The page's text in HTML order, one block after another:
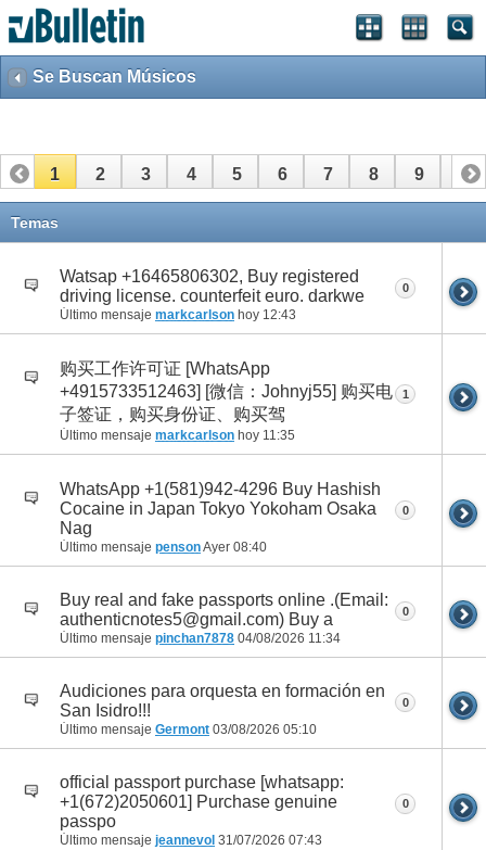
Se Buscan Músicos
1 2 3 4 5 6 7 8 9 10
11
31 32 33 34 35 36 37 40
Temas
Watsap +16465806302, Buy registered
driving license. counterfeit euro. darkwe
Último mensaje markcarlson hoy 12:43
0
购买工作许可证 [WhatsApp
+4915733512463] [微信：Johnyj55] 购买电
子签证，购买身份证、购买驾
Último mensaje markcarlson hoy 11:35
1
WhatsApp +1(581)942-4296 Buy Hashish
Cocaine in Japan Tokyo Yokoham Osaka
Nag
Último mensaje pensonAyer 08:40
0
Buy real and fake passports online .(Email:
authenticnotes5@gmail.com) Buy a
Último mensaje pinchan7878 04/08/2026 11:34
0
Audiciones para orquesta en formación en
San Isidro!!!
Último mensaje Germont 03/08/2026 05:10
0
official passport purchase [whatsapp:
+1(672)2050601] Purchase genuine
passpo
Último mensaje jeannevol 31/07/2026 07:43
0